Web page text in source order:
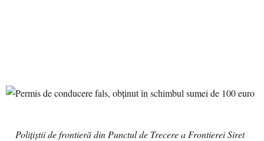
Poliţiştii de frontieră din Punctul de Trecere a Frontierei Siret